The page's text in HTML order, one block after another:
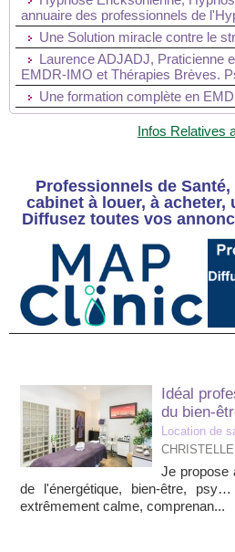
annuaire des professionnels de
Une Solution miracle contre le
Laurence ADJADJ, Praticienne
EMDR-IMO et Thérapies Brèves.
Une formation complète en
Infos Relatives
Professionnels de
cabinet à louer, à acheter,
Diffusez toutes vos
Idéal
du bien-
Location de
Je propose
de l'énergétique, bien-être,
extrêmement calme, comprenan...